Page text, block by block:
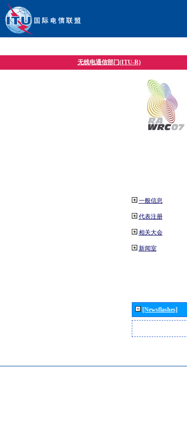
无线电通信部门(ITU-R)
一般信息
代表注册
相关大会
新闻室
[Newsflashes]